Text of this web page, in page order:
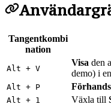
Tangentkombi
nation
Alt + V
Visa den
demo) i
Alt + P
Alt + 1 Växla till